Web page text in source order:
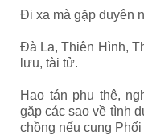
Đi xa mà gặp duyên
Đà La, Thiên Hình,
lưu, tài tử.
Hao tán phu thê,
gặp các sao về tình
chồng nếu cung Phối